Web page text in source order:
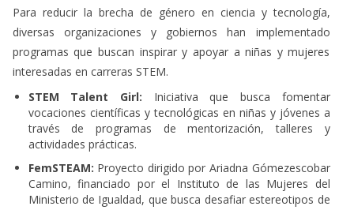
Para reducir la brecha de género en ciencia y tecnología,
diversas organizaciones y gobiernos han implementado
programas que buscan inspirar y apoyar a niñas y mujeres
interesadas en carreras STEM.
STEM Talent Girl: Iniciativa que busca fomentar
vocaciones científicas y tecnológicas en niñas y jóvenes a
través de programas de mentorización, talleres y
actividades prácticas.
FemSTEAM: Proyecto dirigido por Ariadna Gómezescobar
Camino, financiado por el Instituto de las Mujeres del
Ministerio de Igualdad, que busca desafiar estereotipos de